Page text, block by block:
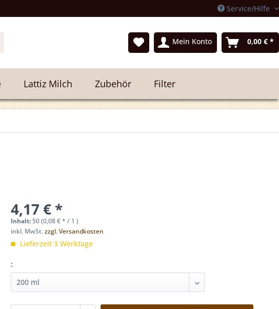
Service/Hilfe
Mein Konto 0,00 € *
Lattiz Milch Zubehör Filter
4,17 € *
Inhalt:50 (0,08 € * / 1 )
inkl. MwSt.zzgl. Versandkosten
Lieferzeit 3 Werktage
: